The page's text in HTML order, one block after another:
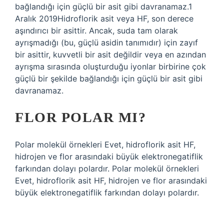
bağlandığı için güçlü bir asit gibi davranamaz.1
Aralık 2019Hidroflorik asit veya HF, son derece
aşındırıcı bir asittir. Ancak, suda tam olarak
ayrışmadığı (bu, güçlü asidin tanımıdır) için zayıf
bir asittir, kuvvetli bir asit değildir veya en azından
ayrışma sırasında oluşturduğu iyonlar birbirine çok
güçlü bir şekilde bağlandığı için güçlü bir asit gibi
davranamaz.
FLOR POLAR MI?
Polar molekül örnekleri Evet, hidroflorik asit HF,
hidrojen ve flor arasındaki büyük elektronegatiflik
farkından dolayı polardır. Polar molekül örnekleri
Evet, hidroflorik asit HF, hidrojen ve flor arasındaki
büyük elektronegatiflik farkından dolayı polardır.